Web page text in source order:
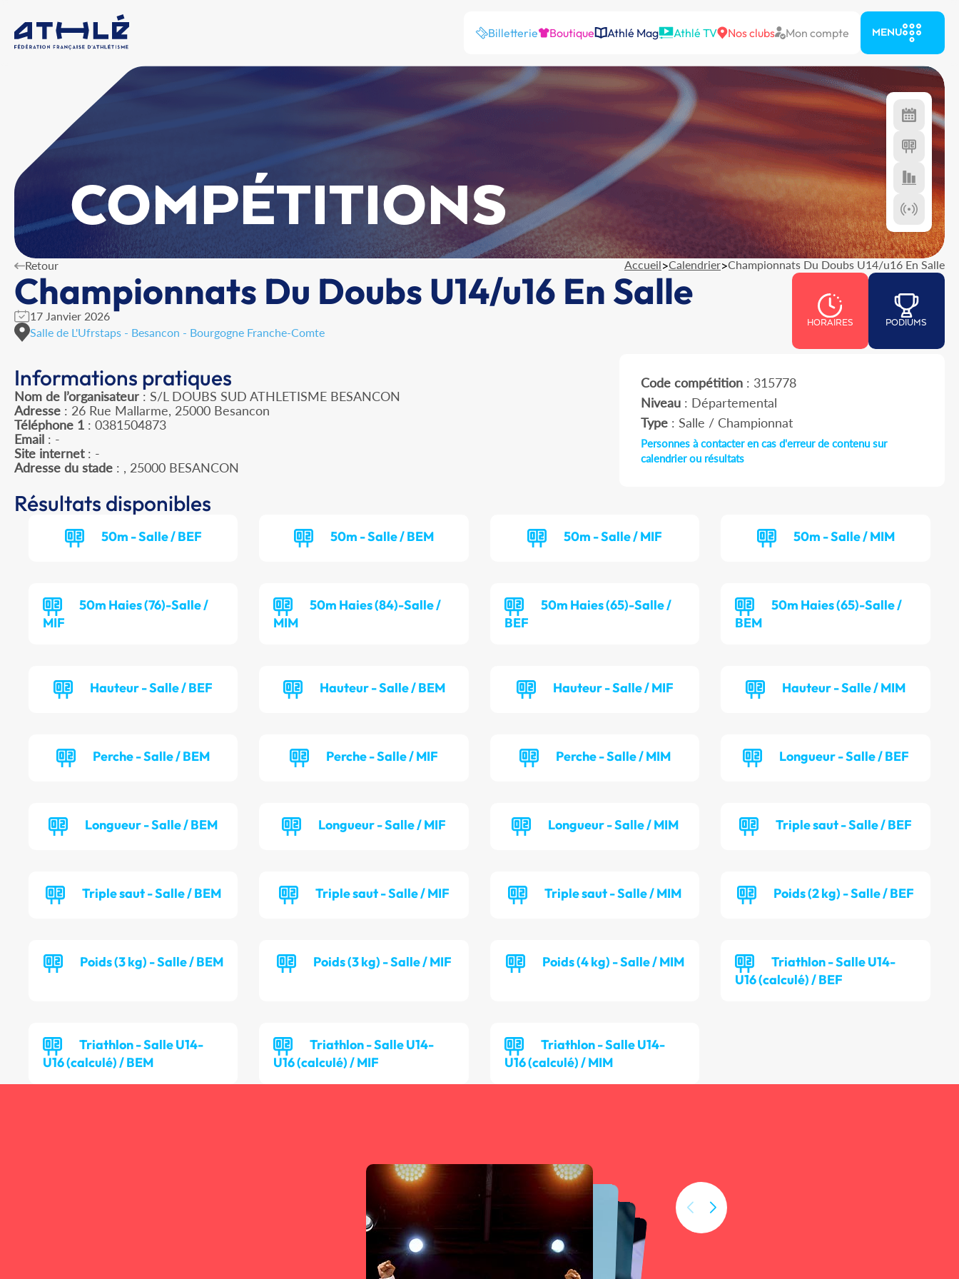
Billetterie Boutique Athlé Mag Athlé TV Nos clubs Mon compte MENU
COMPÉTITIONS
Retour Accueil>Calendrier>Championnats Du Doubs U14/u16 En Salle
Championnats Du Doubs U14/u16 En Salle
17 Janvier 2026
Salle de L'Ufrstaps - Besancon - Bourgogne Franche-Comte
HORAIRES PODIUMS
Informations pratiques
Nom de l’organisateur : S/L DOUBS SUD ATHLETISME BESANCON
Adresse : 26 Rue Mallarme, 25000 Besancon
Téléphone 1 : 0381504873
Email : -
Site internet: -
Adresse du stade : , 25000 BESANCON
Code compétition: 315778
Niveau: Départemental
Type: Salle / Championnat
Personnes à contacter en cas d'erreur de contenu sur
calendrier ou résultats
Résultats disponibles
50m - Salle / BEF 50m - Salle / BEM 50m - Salle / MIF 50m - Salle / MIM
50m Haies (76)-Salle /
MIF
50m Haies (84)-Salle /
MIM
50m Haies (65)-Salle /
BEF
50m Haies (65)-Salle /
BEM
Hauteur - Salle / BEF Hauteur - Salle / BEM Hauteur - Salle / MIF Hauteur - Salle / MIM
Perche - Salle / BEM Perche - Salle / MIF Perche - Salle / MIM Longueur - Salle / BEF
Longueur - Salle / BEM Longueur - Salle / MIF Longueur - Salle / MIM Triple saut - Salle / BEF
Triple saut - Salle / BEM Triple saut - Salle / MIF Triple saut - Salle / MIM Poids (2 kg) - Salle / BEF
Poids (3 kg) - Salle / BEM Poids (3 kg) - Salle / MIF Poids (4 kg) - Salle / MIM
Triathlon - Salle U14-
U16 (calculé) / BEF
Triathlon - Salle U14-
U16 (calculé) / BEM
Triathlon - Salle U14-
U16 (calculé) / MIF
Triathlon - Salle U14-
U16 (calculé) / MIM